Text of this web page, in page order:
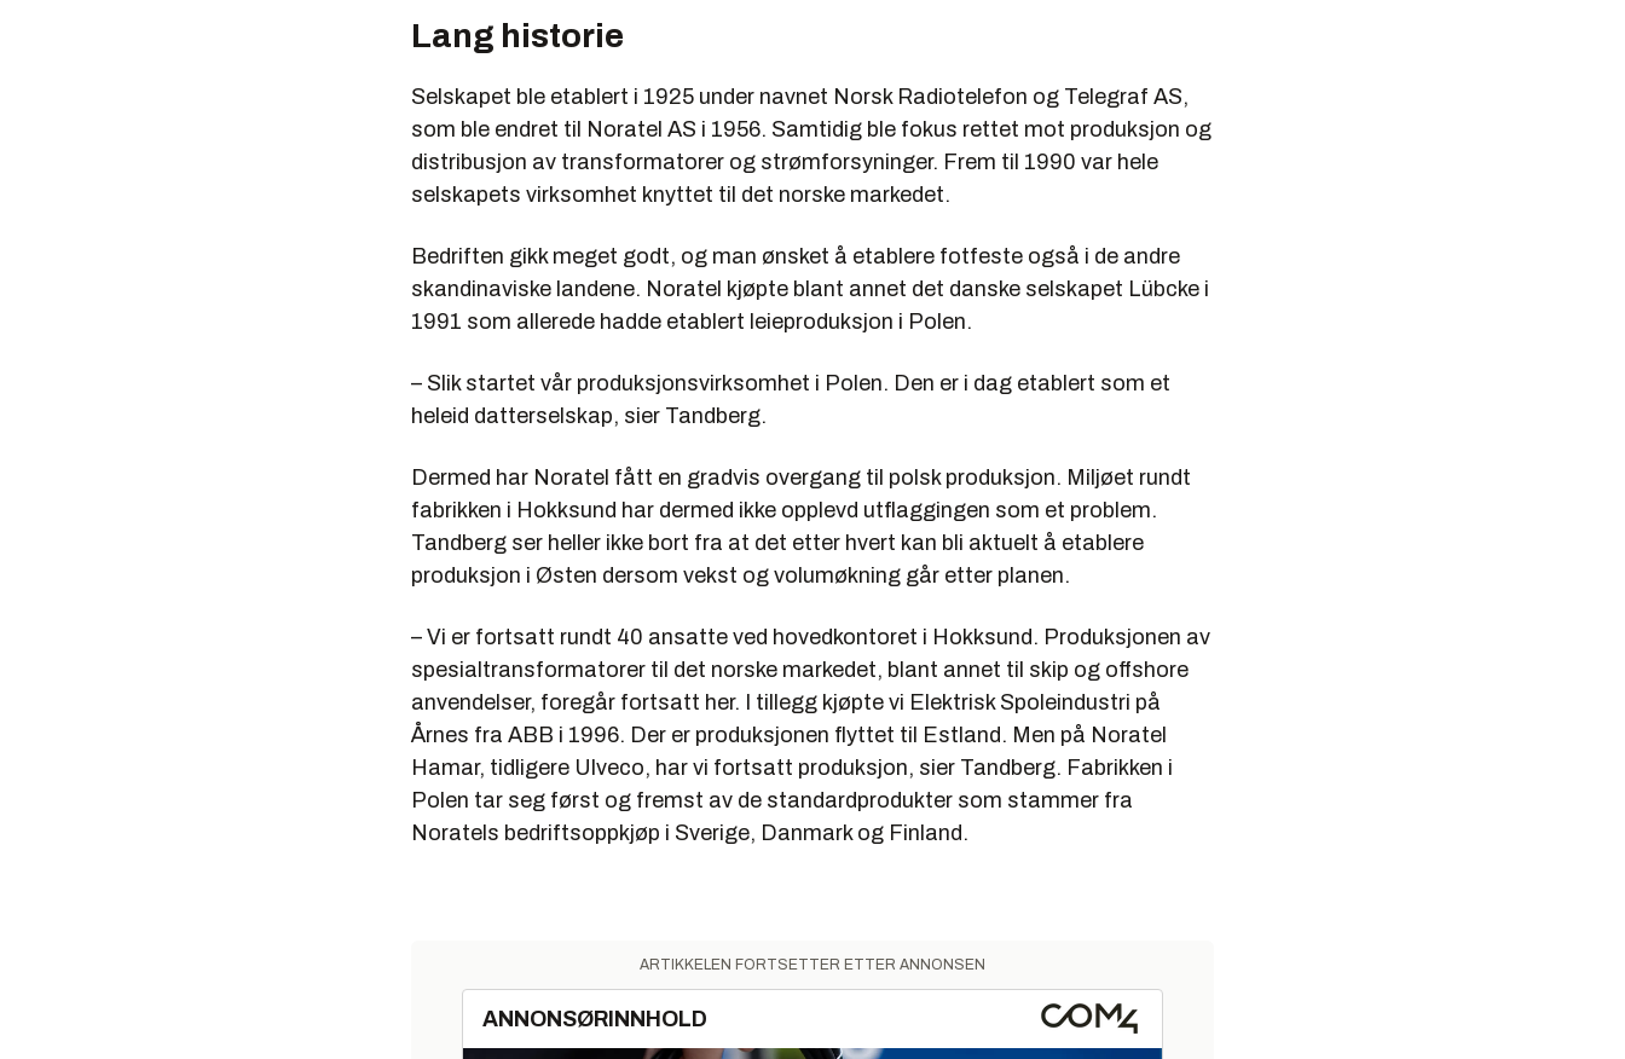
Lang historie
Selskapet ble etablert i 1925 under navnet Norsk Radiotelefon og Telegraf AS,
som ble endret til Noratel AS i 1956. Samtidig ble fokus rettet mot produksjon og
distribusjon av transformatorer og strømforsyninger. Frem til 1990 var hele
selskapets virksomhet knyttet til det norske markedet.
Bedriften gikk meget godt, og man ønsket å etablere fotfeste også i de andre
skandinaviske landene. Noratel kjøpte blant annet det danske selskapet Lübcke i
1991 som allerede hadde etablert leieproduksjon i Polen.
– Slik startet vår produksjonsvirksomhet i Polen. Den er i dag etablert som et
heleid datterselskap, sier Tandberg.
Dermed har Noratel fått en gradvis overgang til polsk produksjon. Miljøet rundt
fabrikken i Hokksund har dermed ikke opplevd utflaggingen som et problem.
Tandberg ser heller ikke bort fra at det etter hvert kan bli aktuelt å etablere
produksjon i Østen dersom vekst og volumøkning går etter planen.
– Vi er fortsatt rundt 40 ansatte ved hovedkontoret i Hokksund. Produksjonen av
spesialtransformatorer til det norske markedet, blant annet til skip og offshore
anvendelser, foregår fortsatt her. I tillegg kjøpte vi Elektrisk Spoleindustri på
Årnes fra ABB i 1996. Der er produksjonen flyttet til Estland. Men på Noratel
Hamar, tidligere Ulveco, har vi fortsatt produksjon, sier Tandberg. Fabrikken i
Polen tar seg først og fremst av de standardprodukter som stammer fra
Noratels bedriftsoppkjøp i Sverige, Danmark og Finland.
ARTIKKELEN FORTSETTER ETTER ANNONSEN
ANNONSØRINNHOLD